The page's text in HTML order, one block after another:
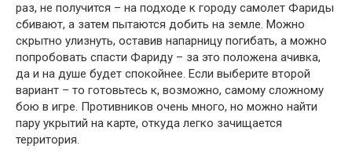
раз, не получится – на подходе к городу самолет Фариды
сбивают, а затем пытаются добить на земле. Можно
скрытно улизнуть, оставив напарницу погибать, а можно
попробовать спасти Фариду – за это положена ачивка,
да и на душе будет спокойнее. Если выберите второй
вариант – то готовьтесь к, возможно, самому сложному
бою в игре. Противников очень много, но можно найти
пару укрытий на карте, откуда легко зачищается
территория.